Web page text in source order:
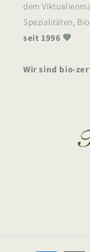
dem
Spezialitäten,
seit 1996 💚
Wir sind bio-